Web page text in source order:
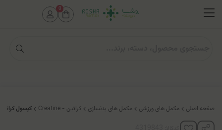
صفحه اصلی مکمل های ورزشی مکمل های بدنسازی کراتین - Creatine کپسول
0